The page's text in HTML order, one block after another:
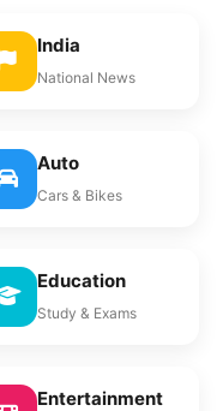
India
National News
Auto
Cars & Bikes
Education
Study & Exams
Entertainment